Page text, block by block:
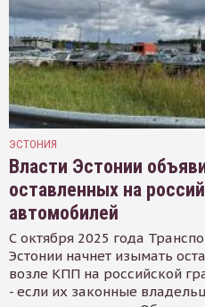
ЭСТОНИЯ
Власти Эстонии
оставленных на
автомобилей
С октября 2025 года
Эстонии начнет изымать
возле КПП на российской
- если их законные